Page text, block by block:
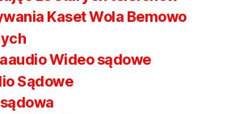
Kaset Wola Bemowo
Wideo sądowe
Sądowe